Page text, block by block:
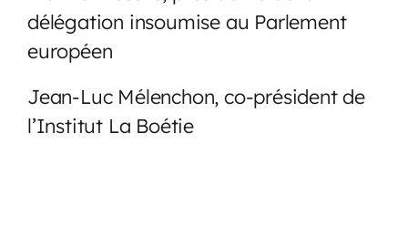
délégation insoumise au Parlement
européen
Jean-Luc Mélenchon, co-président de
l’Institut La Boétie